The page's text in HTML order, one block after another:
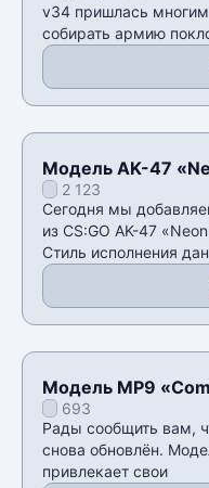
v34 пришлась
собирать армию
Модель AK-47
v342 123
Сегодня мы
из CS:GO AK-47
Стиль исполнения
Модель MP9
693
Рады сообщить вам,
снова обновлён.
привлекает свои